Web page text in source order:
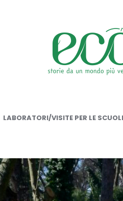
LABORATORI/VISITE PER LE